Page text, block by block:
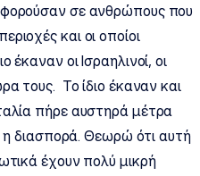
σε ανθρώπους που
και οι οποίοι
έκαναν οι Ισραηλινοί, οι
τους. Το ίδιο έκαναν και
πήρε αυστηρά μέτρα
η διασπορά. Θεωρώ ότι αυτή
έχουν πολύ μικρή